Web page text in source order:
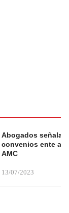
Abogados
convenios ente
AMC
13/07/2023